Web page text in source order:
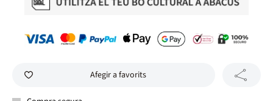
Afegir a favorits